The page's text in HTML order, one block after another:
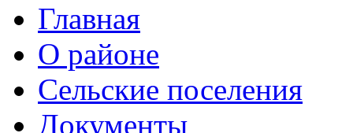
Главная
О районе
Сельские поселения
Документы